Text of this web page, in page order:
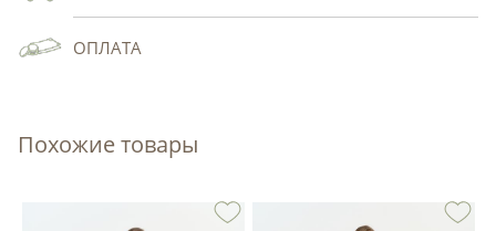
ОПЛАТА
Похожие товары